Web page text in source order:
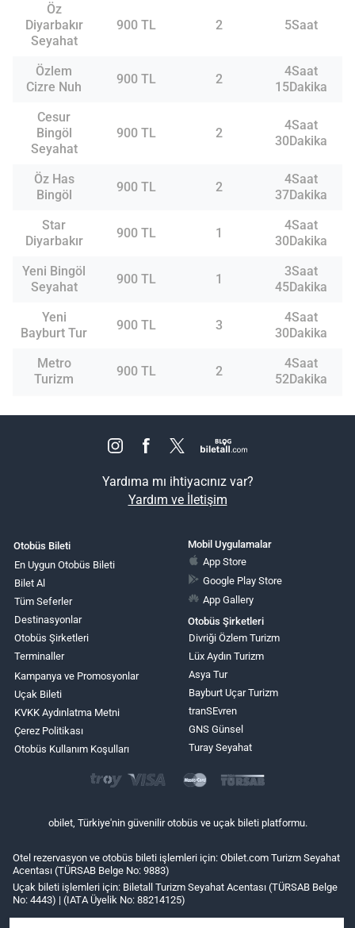
Öz
Diyarbakır
Seyahat
900 TL 2 5Saat
Özlem
Cizre Nuh
900 TL 2
4Saat
15Dakika
Cesur
Bingöl
Seyahat
900 TL 2
4Saat
30Dakika
Öz Has
Bingöl
900 TL 2
4Saat
37Dakika
Star
Diyarbakır
900 TL 1
4Saat
30Dakika
Yeni Bingöl
Seyahat
900 TL 1
3Saat
45Dakika
Yeni
Bayburt Tur
900 TL 3
4Saat
30Dakika
Metro
Turizm
900 TL 2
4Saat
52Dakika
Yardıma mı ihtiyacınız var?
Yardım ve İletişim
Otobüs Bileti
En Uygun Otobüs Bileti
Bilet Al
Tüm Seferler
Destinasyonlar
Otobüs Şirketleri
Terminaller
Kampanya ve Promosyonlar
Uçak Bileti
KVKK Aydınlatma Metni
Çerez Politikası
Otobüs Kullanım Koşulları
Mobil Uygulamalar
App Store
Google Play Store
App Gallery
Otobüs Şirketleri
Divriği Özlem Turizm
Lüx Aydın Turizm
Asya Tur
Bayburt Uçar Turizm
tranSEvren
GNS Günsel
Turay Seyahat
obilet, Türkiye'nin güvenilir otobüs ve uçak bileti platformu.
Otel rezervasyon ve otobüs bileti işlemleri için: Obilet.com Turizm Seyahat
Acentası (TÜRSAB Belge No: 9883)
Uçak bileti işlemleri için: Biletall Turizm Seyahat Acentası (TÜRSAB Belge
No: 4443) | (IATA Üyelik No: 88214125)